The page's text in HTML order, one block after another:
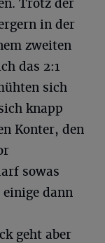
Trotz der
in der
zweiten
das 2:1
sich
knapp
Konter, den
sowas
dann
geht aber